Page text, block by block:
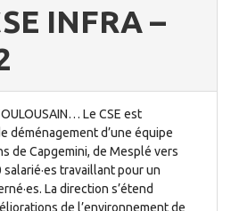
INFRA –
Le CSE est
déménagement d’une équipe
de Capgemini, de Mesplé vers
travaillant pour un
La direction s’étend
de l’environnement de